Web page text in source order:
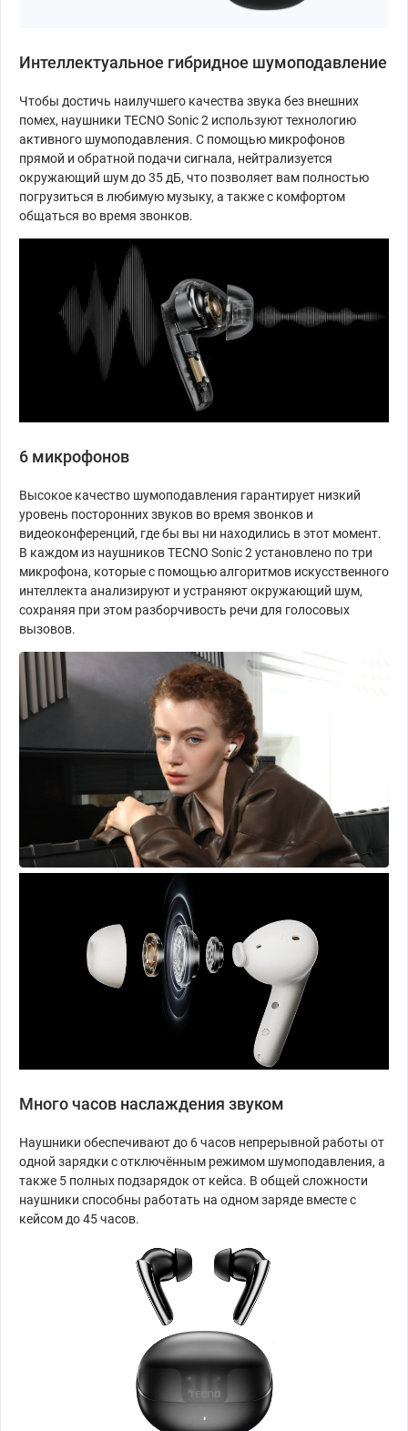
Интеллектуальное гибридное шумоподавление
Чтобы достичь наилучшего качества звука без внешних
помех, наушники TECNO Sonic 2 используют технологию
активного шумоподавления. С помощью микрофонов
прямой и обратной подачи сигнала, нейтрализуется
окружающий шум до 35 дБ, что позволяет вам полностью
погрузиться в любимую музыку, а также с комфортом
общаться во время звонков.
6 микрофонов
Высокое качество шумоподавления гарантирует низкий
уровень посторонних звуков во время звонков и
видеоконференций, где бы вы ни находились в этот момент.
В каждом из наушников TECNO Sonic 2 установлено по три
микрофона, которые с помощью алгоритмов искусственного
интеллекта анализируют и устраняют окружающий шум,
сохраняя при этом разборчивость речи для голосовых
вызовов.
Много часов наслаждения звуком
Наушники обеспечивают до 6 часов непрерывной работы от
одной зарядки с отключённым режимом шумоподавления, а
также 5 полных подзарядок от кейса. В общей сложности
наушники способны работать на одном заряде вместе с
кейсом до 45 часов.